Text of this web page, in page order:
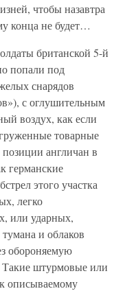
чтобы назавтра
конца не будет…
британской 5-й
попали под
снарядов
с оглушительным
воздух, как если
товарные
англичан в
германские
этого участка
легко
или ударных,
и облаков
обороняемую
штурмовые или
описываемому